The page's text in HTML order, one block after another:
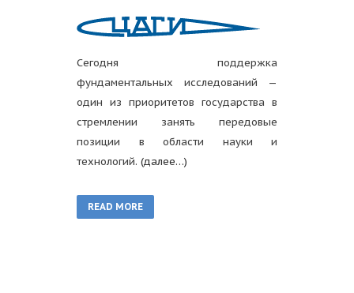
Сегодня поддержка
фундаментальных исследований —
один из приоритетов государства в
стремлении занять передовые
позиции в области науки и
технологий. (далее…)
READ MORE